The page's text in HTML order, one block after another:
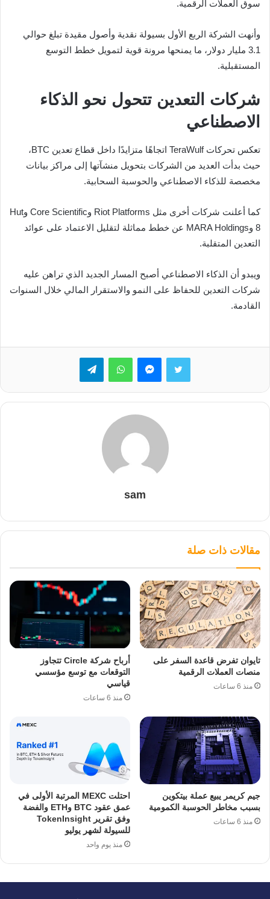
سوق العملات الرقمية.
وأنهت الشركة الربع الأول بسيولة نقدية وأصول مقيدة تبلغ حوالي
3.1 مليار دولار، ما يمنحها مرونة قوية لتمويل خطط التوسع
المستقبلية.
شركات التعدين تتحول نحو الذكاء
الاصطناعي
تعكس تحركات TeraWulf اتجاهًا متزايدًا داخل قطاع تعدين BTC،
حيث بدأت العديد من الشركات بتحويل منشآتها إلى مراكز بيانات
مخصصة للذكاء الاصطناعي والحوسبة السحابية.
كما أعلنت شركات أخرى مثل Riot Platforms وCore Scientific وHut
8 وMARA Holdings عن خطط مماثلة لتقليل الاعتماد على عوائد
التعدين المتقلبة.
ويبدو أن الذكاء الاصطناعي أصبح المسار الجديد الذي تراهن عليه
شركات التعدين للحفاظ على النمو والاستقرار المالي خلال السنوات
القادمة.
تويتر ماسنجرواتساب تيلقرام
sam
مقالات ذات صلة
تايوان تفرض قاعدة السفر على
منصات العملات الرقمية
منذ 6 ساعات
أرباح شركة Circle تتجاوز
التوقعات مع توسع مؤسسي
قياسي
منذ 6 ساعات
جيم كريمر يبيع عملة بيتكوين
بسبب مخاطر الحوسبة الكمومية
منذ 6 ساعات
احتلت MEXC المرتبة الأولى في
عمق عقود BTC وETH والفضة
وفق تقرير TokenInsight
للسيولة لشهر يوليو
منذ يوم واحد